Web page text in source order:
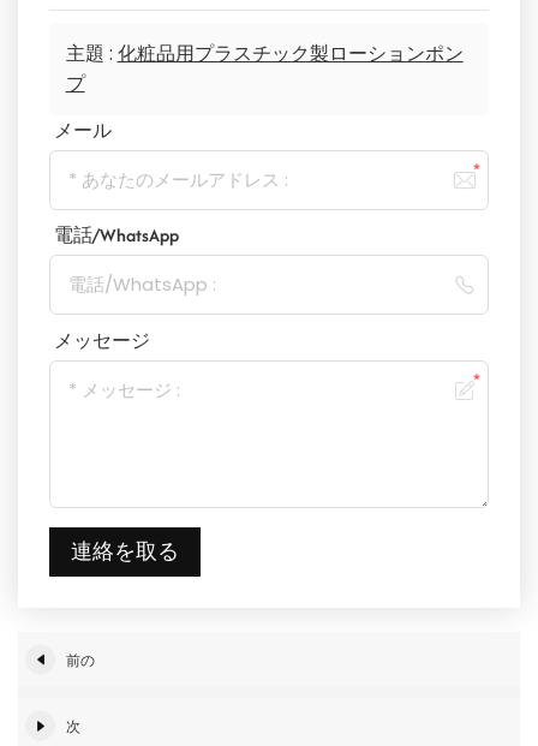
主題 : 化粧品用プラスチック製ローションポン
プ
メール
電話/WhatsApp
メッセージ
連絡を取る
前の
次